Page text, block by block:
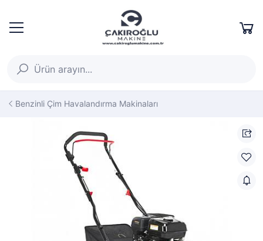
Benzinli Çim Havalandırma Makinaları